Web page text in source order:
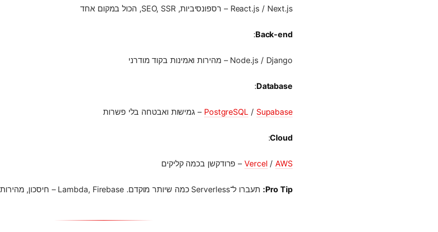
React.js / Next.js – רספונסיביות, SEO, SSR, הכול במקום אחד
Back-end
:
Node.js / Django – מהירות ואמינות בקוד מודרני
Database
:
PostgreSQL/ Supabase – גמישות ואבטחה בלי פשרות
Cloud
:
Vercel /AWS – פרודקשן בכמה קליקים
Pro Tip: תעברו ל־Serverless כמה שיותר מוקדם. Lambda, Firebase – חיסכון, מהירות, שקט נפשי.